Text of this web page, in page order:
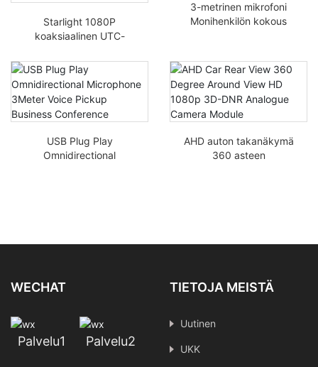
Starlight 1080P
koaksiaalinen UTC-
CVBS Ulostulo
ajoneuvon surround-
näkymälle rakennuksen
välipuhelinmoduulille
3-metrinen mikrofoni
Monihenkilön kokous
mikrofoni
USB Plug Play
Omnidirectional
AHD auton takanäkymä
360 asteen
WECHAT
Palvelu1 Palvelu2
TIETOJA MEISTÄ
Uutinen
UKK